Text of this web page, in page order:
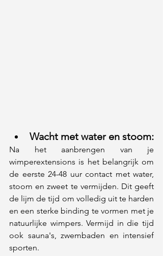
Na het aanbrengen van je
wimperextensions is het belangrijk om
de eerste 24-48 uur contact met water,
stoom en zweet te vermijden. Dit geeft
de lijm de tijd om volledig uit te harden
en een sterke binding te vormen met je
natuurlijke wimpers. Vermijd in die tijd
ook sauna's, zwembaden en intensief
sporten.